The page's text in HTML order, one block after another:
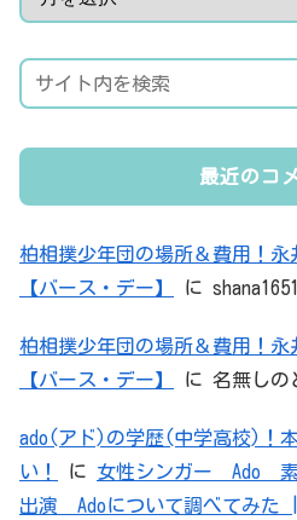
最近のコ
柏相撲少年団の場所＆費用！永
【バース・デー】
に
柏相撲少年団の場所＆費用！永
【バース・デー】
に 名無しの
ado(アド)の学歴(中学高校)！
い！
に 女性シンガー Ado 素
出演 Adoについて調べてみた